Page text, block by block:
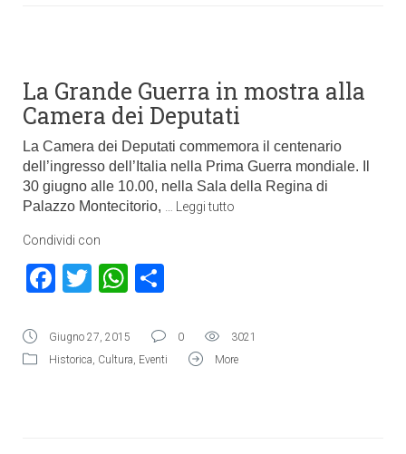
La Grande Guerra in mostra alla
Camera dei Deputati
La Camera dei Deputati commemora il centenario
dell’ingresso dell’Italia nella Prima Guerra mondiale. Il
30 giugno alle 10.00, nella Sala della Regina di
Palazzo Montecitorio, … Leggi tutto
Condividi con
Facebook
TwitterWhatsApp
Giugno 27, 2015 0
3021
Historica, Cultura, Eventi More